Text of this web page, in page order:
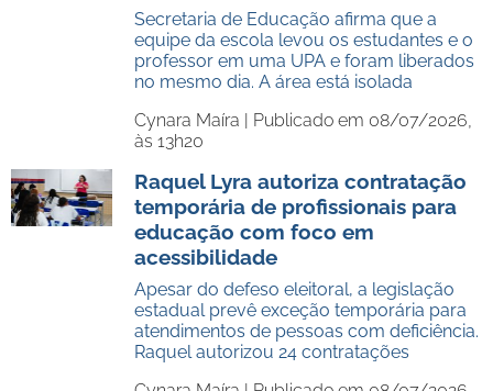
Secretaria de Educação afirma que a
equipe da escola levou os estudantes e o
professor em uma UPA e foram liberados
no mesmo dia. A área está isolada
Cynara Maíra | Publicado em 08/07/2026,
às 13h20
Raquel Lyra autoriza contratação
temporária de profissionais para
educação com foco em
acessibilidade
Apesar do defeso eleitoral, a legislação
estadual prevê exceção temporária para
atendimentos de pessoas com deficiência.
Raquel autorizou 24 contratações